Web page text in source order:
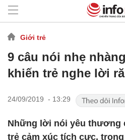
Giới trẻ
9 câu nói nhẹ
khiến trẻ nghe lời
24/09/2019 - 13:29
Những lời nói yêu thương
trẻ cảm xúc tích cực,